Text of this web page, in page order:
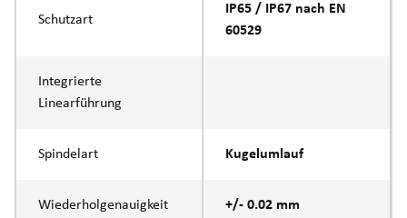
Schutzart
IP65 / IP67 nach EN
60529
Integrierte
Linearführung
Spindelart Kugelumlauf
Wiederholgenauigkeit +/- 0.02 mm